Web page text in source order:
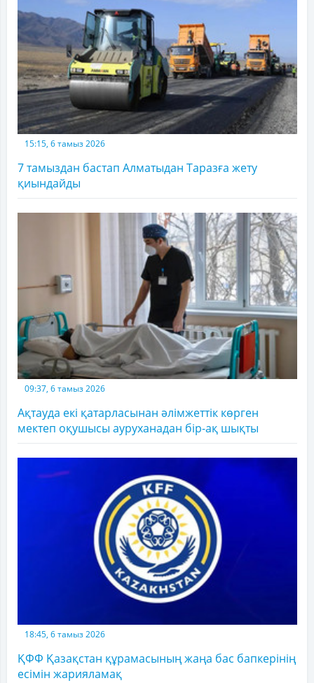
15:15, 6 тамыз 2026
7 тамыздан бастап Алматыдан Таразға жету
қиындайды
09:37, 6 тамыз 2026
Ақтауда екі қатарласынан әлімжеттік көрген
мектеп оқушысы ауруханадан бір-ақ шықты
18:45, 6 тамыз 2026
ҚФФ Қазақстан құрамасының жаңа бас бапкерінің
есімін жарияламақ